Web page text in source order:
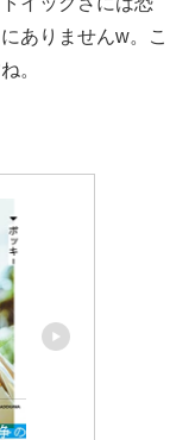
ありませんw。こ
。